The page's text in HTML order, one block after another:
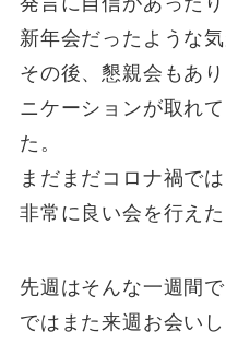
新年会だったような気
その後、懇親会もあ
ニケーションが取れ
た。
まだまだコロナ禍で
非常に良い会を行え
先週はそんな一週間で
ではまた来週お会いし